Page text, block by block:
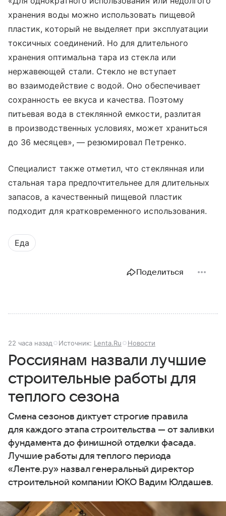
хранения воды можно использовать пищевой
пластик, который не выделяет при эксплуатации
токсичных соединений. Но для длительного
хранения оптимальна тара из стекла или
нержавеющей стали. Стекло не вступает
во взаимодействие с водой. Оно обеспечивает
сохранность ее вкуса и качества. Поэтому
питьевая вода в стеклянной емкости, разлитая
в производственных условиях, может храниться
до 36 месяцев», — резюмировал Петренко.
Специалист также отметил, что стеклянная или
стальная тара предпочтительнее для длительных
запасов, а качественный пищевой пластик
подходит для кратковременного использования.
Еда
Поделиться
22 часа назад Источник: Lenta.Ru Новости
Россиянам назвали лучшие
строительные работы для
теплого сезона
Смена сезонов диктует строгие правила
для каждого этапа строительства — от заливки
фундамента до финишной отделки фасада.
Лучшие работы для теплого периода
«Ленте.ру» назвал генеральный директор
строительной компании ЮКО Вадим Юлдашев.